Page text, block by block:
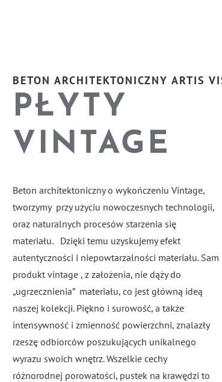
BETON ARCHITEKTONICZNY ARTIS
PŁYTY
VINTAGE
Beton architektoniczny o wykończeniu Vintage,
tworzymy przy użyciu nowoczesnych technologii,
oraz naturalnych procesów starzenia się
materiału. Dzięki temu uzyskujemy efekt
autentyczności i niepowtarzalności materiału. Sam
produkt vintage , z założenia, nie dąży do
„ugrzecznienia” materiału, co jest główną ideą
naszej kolekcji. Piękno i surowość, a także
intensywność i zmienność powierzchni, znalazły
rzeszę odbiorców poszukujących unikalnego
wyrazu swoich wnętrz. Wszelkie cechy
różnorodnej porowatości, pustek na krawędzi to